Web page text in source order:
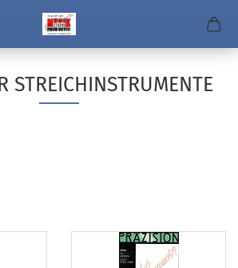
STREICHINSTRUMENTE